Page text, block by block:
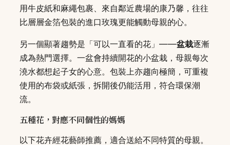
用牛皮紙和麻繩包裹、來自鄰近農場的康乃馨，往往
比層層金箔包裝的進口玫瑰更能觸動母親的心。
另一個顯著趨勢是「可以一直看的花」——盆栽逐漸
成為熱門選擇。一盆會持續開花的小盆栽，母親每次
澆水都想起子女的心意。包裝上亦趨向極簡，可重複
使用的布袋或紙張，拆開後仍能活用，符合環保潮
流。
五種花，對應不同個性的媽媽
以下花卉經花藝師推薦，適合送給不同特質的母親。